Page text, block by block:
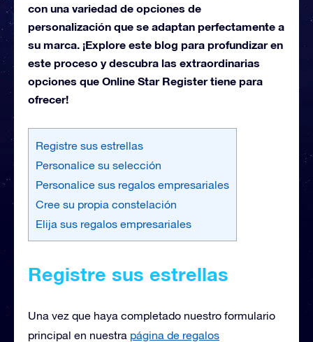
con una variedad de opciones de
personalización que se adaptan perfectamente a
su marca. ¡Explore este blog para profundizar en
este proceso y descubra las extraordinarias
opciones que Online Star Register tiene para
ofrecer!
Registre sus estrellas
Personalice su selección
Personalice sus regalos empresariales
Cree su propia constelación
Elija sus regalos empresariales
Registre sus estrellas
Una vez que haya completado nuestro formulario
principal en nuestra página de regalos